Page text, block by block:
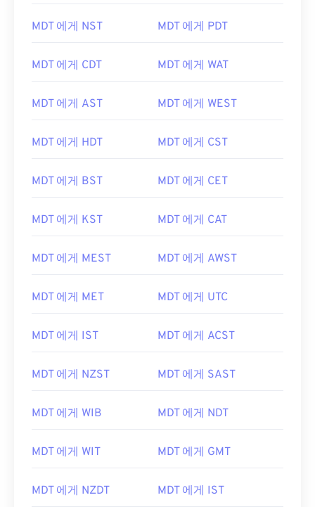
MDT 에게 NST MDT 에게 PDT
MDT 에게 CDT MDT 에게 WAT
MDT 에게 AST MDT 에게 WEST
MDT 에게 HDT MDT 에게 CST
MDT 에게 BST MDT 에게 CET
MDT 에게 KST MDT 에게 CAT
MDT 에게 MEST MDT 에게 AWST
MDT 에게 MET MDT 에게 UTC
MDT 에게 IST MDT 에게 ACST
MDT 에게 NZST MDT 에게 SAST
MDT 에게 WIB MDT 에게 NDT
MDT 에게 WIT MDT 에게 GMT
MDT 에게 NZDT MDT 에게 IST